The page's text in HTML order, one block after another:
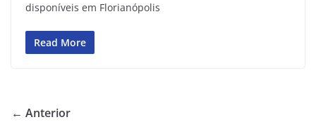
disponíveis em Florianópolis
Read More
← Anterior